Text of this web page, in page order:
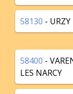
58130 - URZY
58400 -
LES NARCY